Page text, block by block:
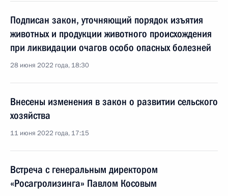
Подписан закон, уточняющий порядок изъятия
животных и продукции животного происхождения
при ликвидации очагов особо опасных болезней
28 июня 2022 года, 18:30
Внесены изменения в закон о развитии сельского
хозяйства
11 июня 2022 года, 17:15
Встреча с генеральным директором
«Росагролизинга» Павлом Косовым